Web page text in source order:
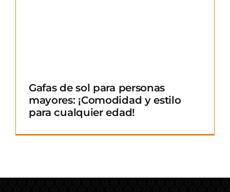
Gafas de sol para personas
mayores: ¡Comodidad y estilo
para cualquier edad!